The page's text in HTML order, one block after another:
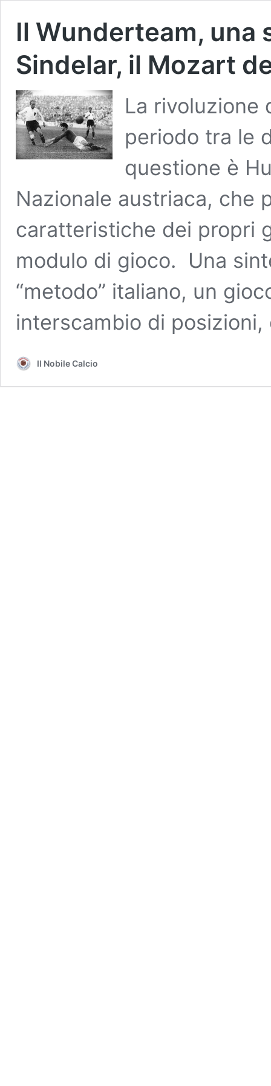
Il Wunderteam, una
Sindelar, il Mozart
La rivoluzione
periodo tra le
questione è
Nazionale austriaca, che
caratteristiche dei propri
modulo di gioco. Una
“metodo” italiano, un
interscambio di
Il Nobile Calcio